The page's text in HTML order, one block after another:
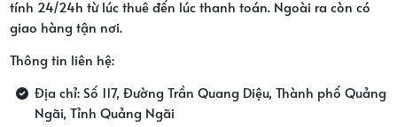
tính 24/24h từ lúc thuê đến lúc thanh toán. Ngoài ra còn có
giao hàng tận nơi.
Thông tin liên hệ:
Địa chỉ: Số 117, Đường Trần Quang Diệu, Thành phố Quảng
Ngãi, Tỉnh Quảng Ngãi